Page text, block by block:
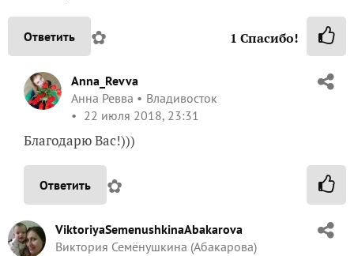
Ответить ✿ 1 Спасибо!
Anna_Revva
Анна Ревва
Владивосток
22 июля 2018, 23:31
Благодарю Вас!)))
Ответить ✿
ViktoriyaSemenushkinaAbakarova
Виктория Семёнушкина (Абакарова)